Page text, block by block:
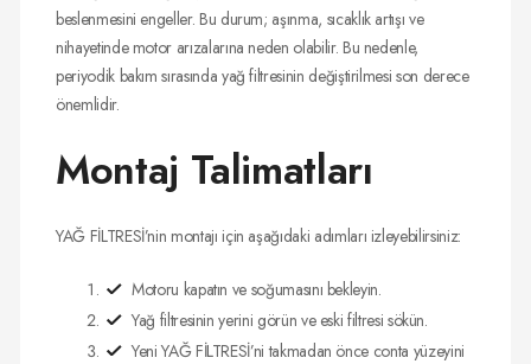
beslenmesini engeller. Bu durum; aşınma, sıcaklık artışı ve
nihayetinde motor arızalarına neden olabilir. Bu nedenle,
periyodik bakım sırasında yağ filtresinin değiştirilmesi son derece
önemlidir.
Montaj Talimatları
YAĞ FİLTRESİ’nin montajı için aşağıdaki adımları izleyebilirsiniz:
Motoru kapatın ve soğumasını bekleyin.
Yağ filtresinin yerini görün ve eski filtresi sökün.
Yeni YAĞ FİLTRESİ’ni takmadan önce conta yüzeyini